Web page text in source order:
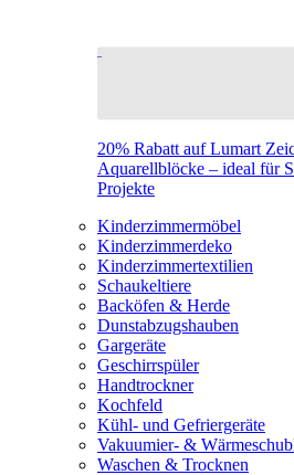
20% Rabatt auf Lumart
Aquarellblöcke – ideal für
Projekte
Kinderzimmermöbel
Kinderzimmerdeko
Kinderzimmertextilien
Schaukeltiere
Backöfen & Herde
Dunstabzugshauben
Gargeräte
Geschirrspüler
Handtrockner
Kochfeld
Kühl- und Gefriergeräte
Vakuumier- &
Waschen & Trocknen